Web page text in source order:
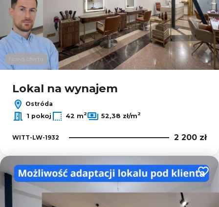
Nowa oferta
Lokal na wynajem
Ostróda
1 pokoj
42 m2 52,38 zł/m2
WITT-LW-1932 2 200 zł